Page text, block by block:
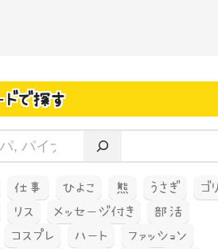
ドで探す
仕事 ひよこ 熊 うさぎ
ゴ
リス メッセージ付き
部活
コスプレ ハート
ファッション